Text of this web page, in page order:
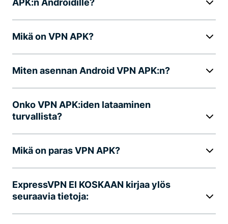
APK:n Androidille?
Mikä on VPN APK?
Miten asennan Android VPN APK:n?
Onko VPN APK:iden lataaminen
turvallista?
Mikä on paras VPN APK?
ExpressVPN EI KOSKAAN kirjaa ylös
seuraavia tietoja: